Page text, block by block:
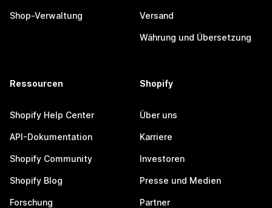
Shop-Verwaltung Versand
Währung und Übersetzung
Ressourcen
Shopify Help Center
API-Dokumentation
Shopify Community
Shopify Blog
Forschung
Shopify
Über uns
Karriere
Investoren
Presse und Medien
Partner